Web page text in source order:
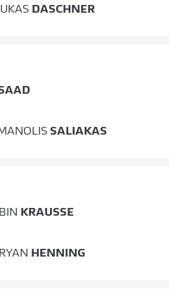
DASCHNER
SALIAKAS
KRAUSSE
HENNING